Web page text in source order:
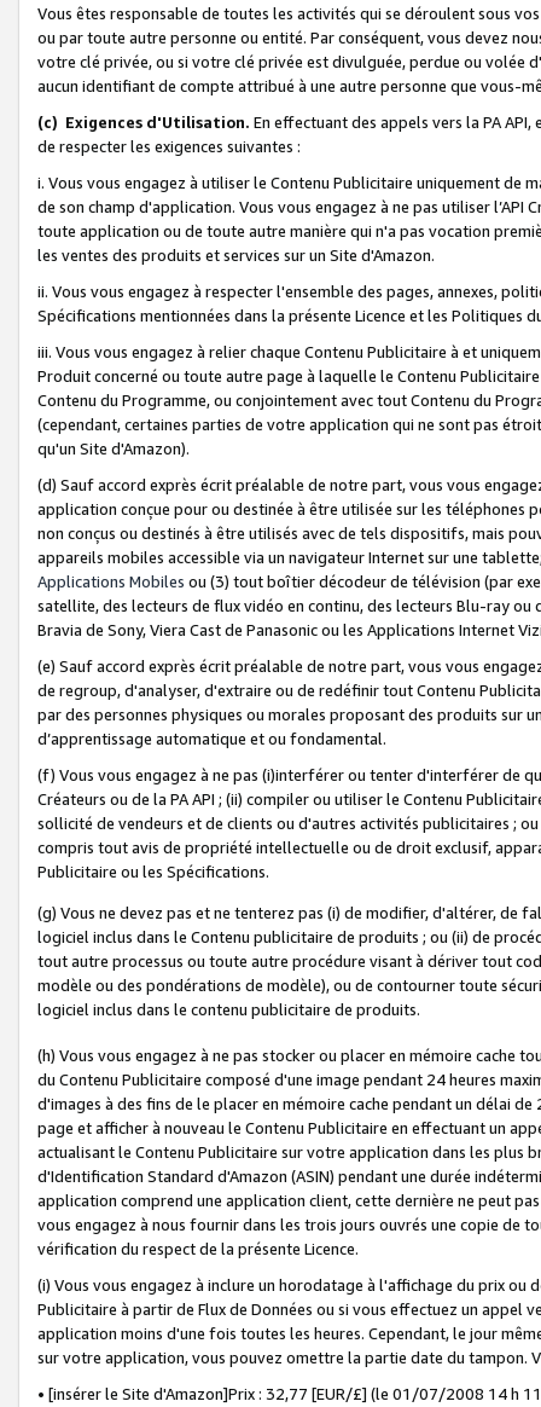
Vous êtes responsable de toutes les activités qui se déroulent sous
ou par toute autre personne ou entité. Par conséquent, vous devez
votre clé privée, ou si votre clé privée est divulguée, perdue ou volée
aucun identifiant de compte attribué à une autre personne que vous-
(c) Exigences d'Utilisation. En effectuant des appels vers la PA
de respecter les exigences suivantes :
i. Vous vous engagez à utiliser le Contenu Publicitaire uniquement de
de son champ d'application. Vous vous engagez à ne pas utiliser l’API
toute application ou de toute autre manière qui n'a pas vocation
les ventes des produits et services sur un Site d'Amazon.
ii. Vous vous engagez à respecter l'ensemble des pages, annexes,
Spécifications mentionnées dans la présente Licence et les Politiques
iii. Vous vous engagez à relier chaque Contenu Publicitaire à et
Produit concerné ou toute autre page à laquelle le Contenu
Contenu du Programme, ou conjointement avec tout Contenu du
(cependant, certaines parties de votre application qui ne sont pas
qu'un Site d'Amazon).
(d) Sauf accord exprès écrit préalable de notre part, vous vous
application conçue pour ou destinée à être utilisée sur les téléphones
non conçus ou destinés à être utilisés avec de tels dispositifs, mais
appareils mobiles accessible via un navigateur Internet sur une
Applications Mobiles ou (3) tout boîtier décodeur de télévision (par
satellite, des lecteurs de flux vidéo en continu, des lecteurs Blu-ray
Bravia de Sony, Viera Cast de Panasonic ou les Applications Internet
(e) Sauf accord exprès écrit préalable de notre part, vous vous
de regroup, d'analyser, d'extraire ou de redéfinir tout Contenu
par des personnes physiques ou morales proposant des produits sur
d’apprentissage automatique et ou fondamental.
(f) Vous vous engagez à ne pas (i)interférer ou tenter d'interférer de
Créateurs ou de la PA API ; (ii) compiler ou utiliser le Contenu
sollicité de vendeurs et de clients ou d'autres activités publicitaires ;
compris tout avis de propriété intellectuelle ou de droit exclusif,
Publicitaire ou les Spécifications.
(g) Vous ne devez pas et ne tenterez pas (i) de modifier, d'altérer, de
logiciel inclus dans le Contenu publicitaire de produits ; ou (ii) de
tout autre processus ou toute autre procédure visant à dériver tout
modèle ou des pondérations de modèle), ou de contourner toute
logiciel inclus dans le contenu publicitaire de produits.
(h) Vous vous engagez à ne pas stocker ou placer en mémoire cache
du Contenu Publicitaire composé d'une image pendant 24 heures
d'images à des fins de le placer en mémoire cache pendant un délai
page et afficher à nouveau le Contenu Publicitaire en effectuant un
actualisant le Contenu Publicitaire sur votre application dans les plus
d'Identification Standard d'Amazon (ASIN) pendant une durée
application comprend une application client, cette dernière ne peut
vous engagez à nous fournir dans les trois jours ouvrés une copie de
vérification du respect de la présente Licence.
(i) Vous vous engagez à inclure un horodatage à l'affichage du prix
Publicitaire à partir de Flux de Données ou si vous effectuez un appel
application moins d'une fois toutes les heures. Cependant, le jour
sur votre application, vous pouvez omettre la partie date du tampon.
• [insérer le Site d'Amazon]Prix : 32,77 [EUR/£] (le 01/07/2008 14 h